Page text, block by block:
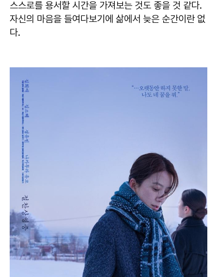
스스로를 용서할 시간을 가져보는 것도 좋을 것 같다.
자신의 마음을 들여다보기에 삶에서 늦은 순간이란 없
다.